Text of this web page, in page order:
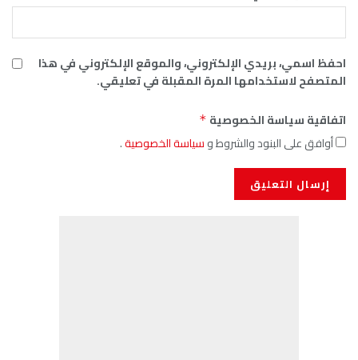
احفظ اسمي، بريدي الإلكتروني، والموقع الإلكتروني في هذا
المتصفح لاستخدامها المرة المقبلة في تعليقي.
اتفاقية سياسة الخصوصية *
أوافق على البنود والشروط وسياسة الخصوصية.